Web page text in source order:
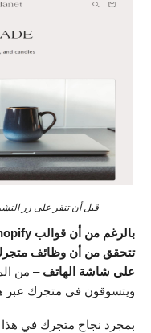
قبل أن تنقر على زر
تتحقق من أن وظائف
على شاشة الهاتف– من
ويتسوقون في متجرك عبر
بمجرد نجاح متجرك في هذا